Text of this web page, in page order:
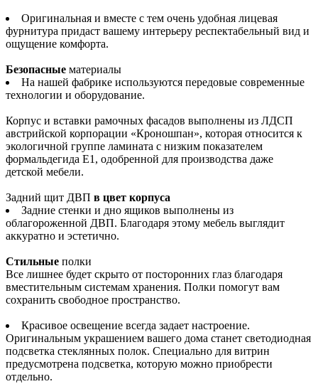
Оригинальная и вместе с тем очень удобная лицевая
фурнитура придаст вашему интерьеру респектабельный вид и
ощущение комфорта.
Безопасные материалы
На нашей фабрике используются передовые современные
технологии и оборудование.
Корпус и вставки рамочных фасадов выполнены из ЛДСП
австрийской корпорации «Кроношпан», которая относится к
экологичной группе ламината с низким показателем
формальдегида Е1, одобренной для производства даже
детской мебели.
Задний щит ДВП в цвет корпуса
Задние стенки и дно ящиков выполнены из
облагороженной ДВП. Благодаря этому мебель выглядит
аккуратно и эстетично.
Стильные полки
Все лишнее будет скрыто от посторонних глаз благодаря
вместительным системам хранения. Полки помогут вам
сохранить свободное пространство.
Красивое освещение всегда задает настроение.
Оригинальным украшением вашего дома станет светодиодная
подсветка стеклянных полок. Специально для витрин
предусмотрена подсветка, которую можно приобрести
отдельно.